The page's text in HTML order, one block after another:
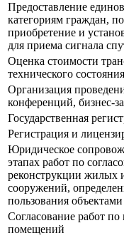
Предоставление
категориям граждан,
приобретение и
для приема сигнала
Оценка стоимости
технического
Организация
конференций, бизнес-
Государственная
Регистрация и
Юридическое
этапах работ по
реконструкции жилых
сооружений,
пользования
Согласование работ
помещений